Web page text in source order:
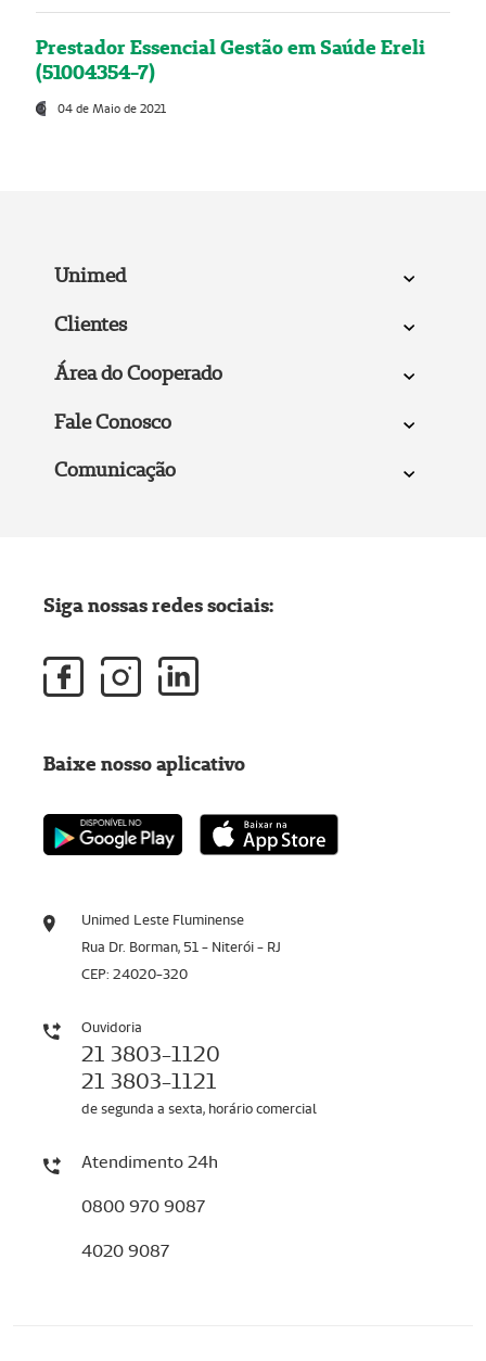
Prestador Essencial Gestão em Saúde Ereli
(51004354-7)
04 de Maio de 2021
Unimed
Clientes
Área do Cooperado
Fale Conosco
Comunicação
Unimed Leste Fluminense
Rua Dr. Borman, 51 - Niterói - RJ
CEP: 24020-320
Ouvidoria
21 3803-1120
21 3803-1121
de segunda a sexta, horário comercial
Atendimento 24h
0800 970 9087
4020 9087
Siga nossas redes sociais:
Baixe nosso aplicativo